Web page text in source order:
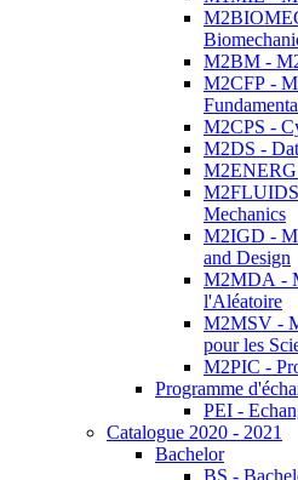
M2BM -
M2CFP -
M2CPS -
M2DS -
M2ENERG
Mechanics
M2IGD -
and Design
M2MDA -
l'Aléatoire
M2MSV -
pour les
M2PIC -
Programme
PEI -
Catalogue 2020 - 2021
Bachelor
BS -